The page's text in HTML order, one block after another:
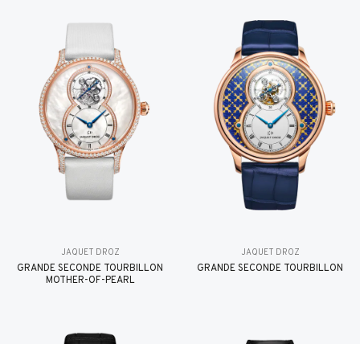
JAQUET DROZ
GRANDE SECONDE TOURBILLON
MOTHER-OF-PEARL
JAQUET DROZ
GRANDE SECONDE TOURBILLON